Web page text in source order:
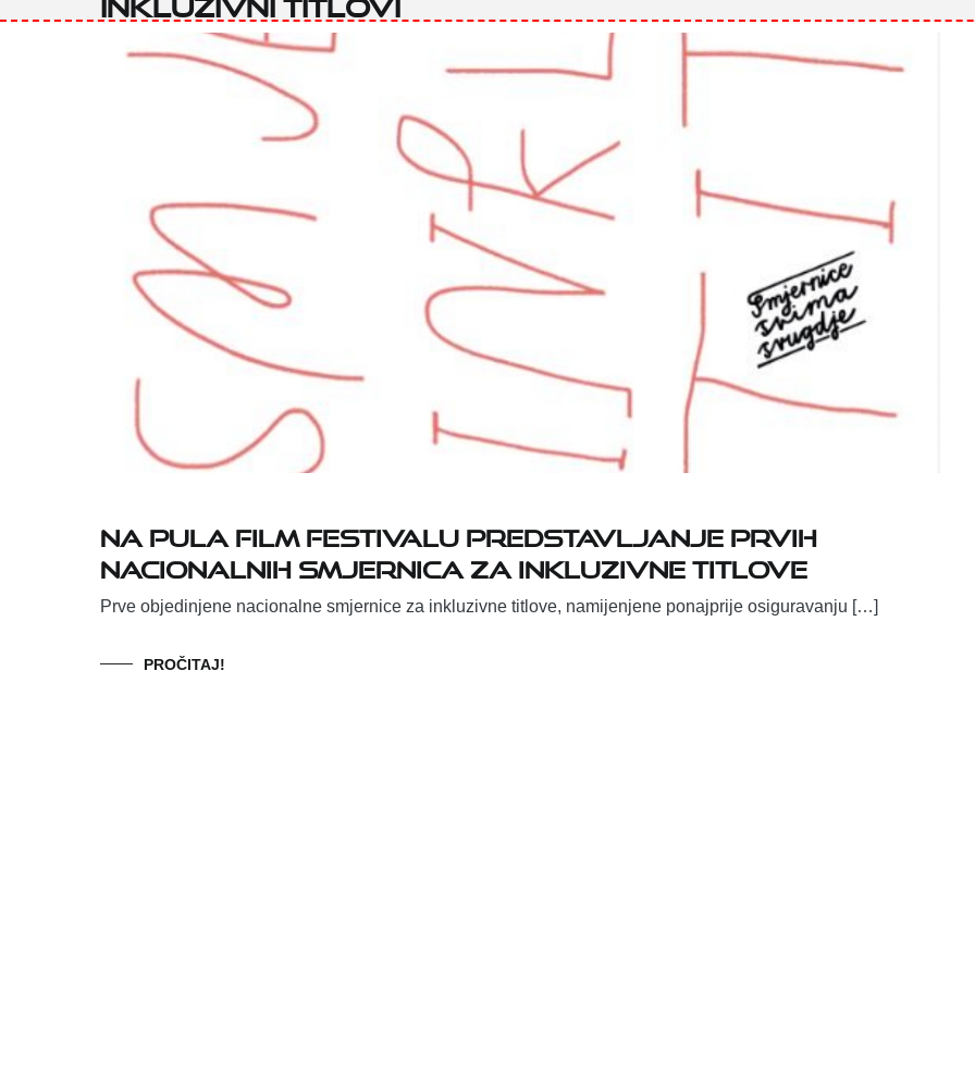
Na Pula Film Festivalu predstavljanje prvih
nacionalnih smjernica za inkluzivne titlove
Prve objedinjene nacionalne smjernice za inkluzivne titlove, namijenjene ponajprije osiguravanju […]
PROČITAJ!